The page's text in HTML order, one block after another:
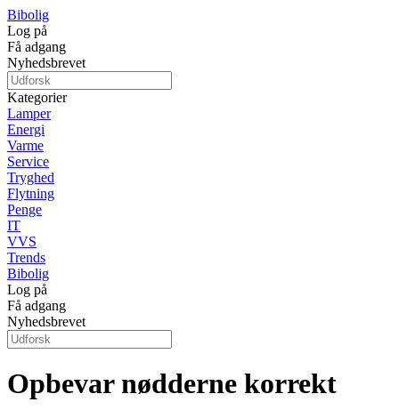
Bibolig
Log på
Få adgang
Nyhedsbrevet
Kategorier
Lamper
Energi
Varme
Service
Tryghed
Flytning
Penge
IT
VVS
Trends
Bibolig
Log på
Få adgang
Nyhedsbrevet
Opbevar nødderne korrekt